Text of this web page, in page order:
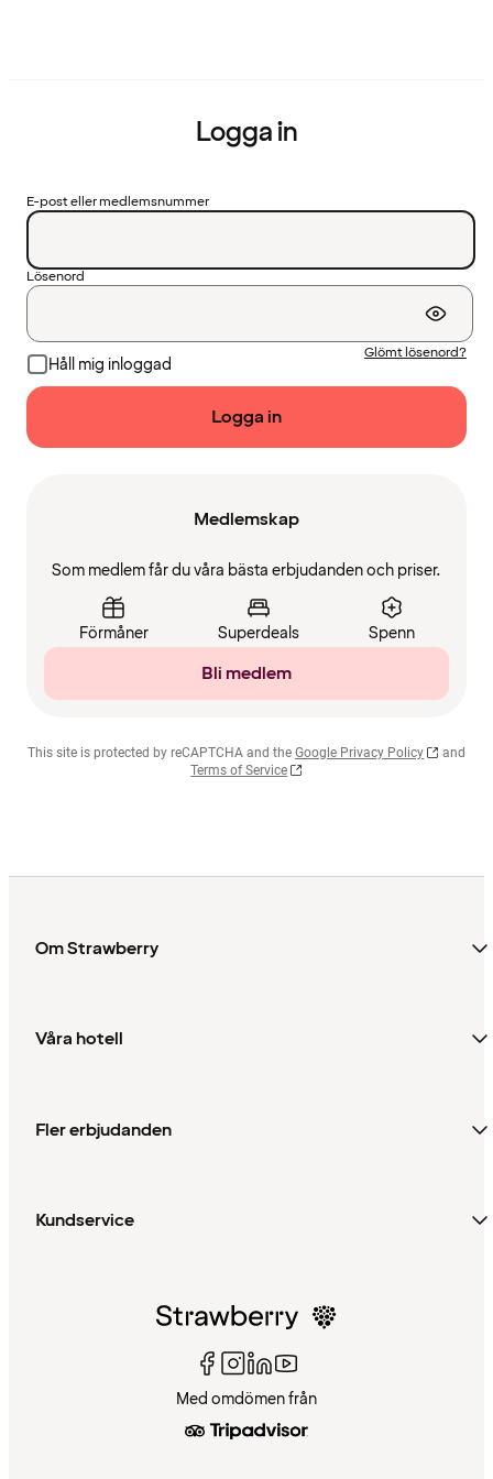
Logga in
E-post eller medlemsnummer
Lösenord
Håll mig inloggad
Glömt lösenord?
Logga in
Medlemskap
Som medlem får du våra bästa erbjudanden och priser.
Förmåner Superdeals Spenn
Bli medlem
This site is protected by reCAPTCHA and the Google Privacy Policy
and
Terms of Service
Om Strawberry
Våra hotell
Fler erbjudanden
Kundservice
Med omdömen från